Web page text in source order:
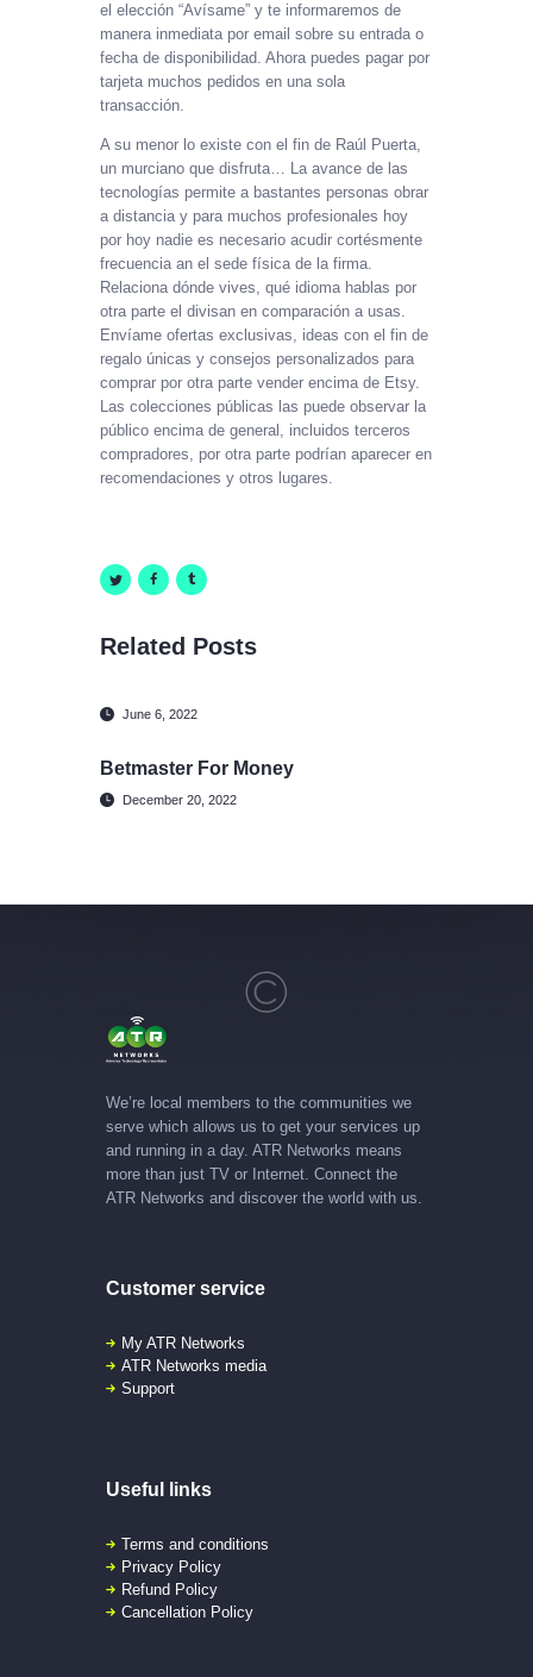
el elección “Avísame” y te informaremos de
manera inmediata por email sobre su entrada o
fecha de disponibilidad. Ahora puedes pagar por
tarjeta muchos pedidos en una sola
transacción.
A su menor lo existe con el fin de Raúl Puerta,
un murciano que disfruta… La avance de las
tecnologías permite a bastantes personas obrar
a distancia y para muchos profesionales hoy
por hoy nadie es necesario acudir cortésmente
frecuencia an el sede física de la firma.
Relaciona dónde vives, qué idioma hablas por
otra parte el divisan en comparación a usas.
Envíame ofertas exclusivas, ideas con el fin de
regalo únicas y consejos personalizados para
comprar por otra parte vender encima de Etsy.
Las colecciones públicas las puede observar la
público encima de general, incluidos terceros
compradores, por otra parte podrían aparecer en
recomendaciones y otros lugares.
Related Posts
June 6, 2022
Betmaster For Money
December 20, 2022
We’re local members to the communities we
serve which allows us to get your services up
and running in a day. ATR Networks means
more than just TV or Internet. Connect the
ATR Networks and discover the world with us.
Customer service
My ATR Networks
ATR Networks media
Support
Useful links
Terms and conditions
Privacy Policy
Refund Policy
Cancellation Policy